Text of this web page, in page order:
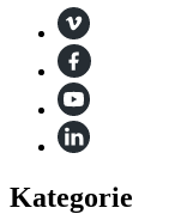
Kategorie